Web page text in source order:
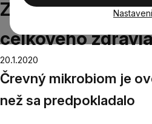
Zdravé črevo je
celkového
20.1.2020
Črevný mikrobiom je
než sa predpokladalo